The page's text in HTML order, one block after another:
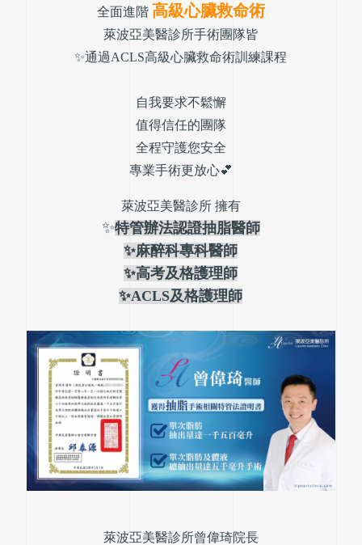
全面進階 高級心臟救命術
萊波亞美醫診所手術團隊皆
✨通過ACLS高級心臟救命術訓練課程
自我要求不鬆懈
值得信任的團隊
全程守護您安全
專業手術更放心💕
萊波亞美醫診所 擁有
✨特管辦法認證抽脂醫師
✨麻醉科專科醫師
✨高考及格護理師
✨ACLS及格護理師
萊波亞美醫診所曾偉琦院長